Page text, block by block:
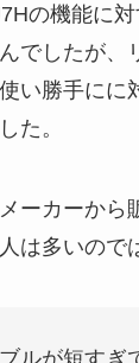
の機能に
でしたが、
い勝手にに
た。
ーカーから
は多いので